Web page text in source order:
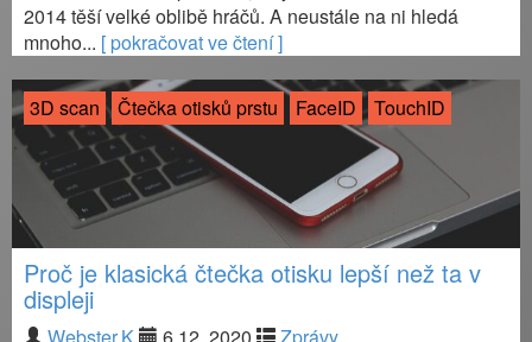
2014 těší velké oblibě hráčů. A neustále na ni hledá
mnoho... [ pokračovat ve čtení ]
3D scan Čtečka otisků prstu FaceID TouchID
Proč je klasická čtečka otisku lepší než ta v
displeji